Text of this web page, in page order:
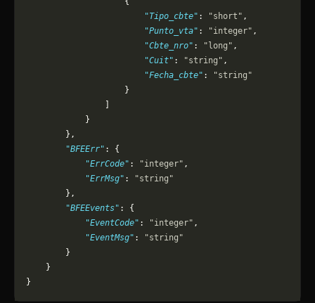
                        "Tipo_cbte"
: "short" ,
                        "Punto_vta"
: "integer" ,
                        "Cbte_nro"
: "long" ,
                        "Cuit"
: "string" ,
                        "Fecha_cbte"
:
"string"
                    }
            }
        },
        "BFEErr"
: {
            "ErrCode"
: "integer" ,
            "ErrMsg"
:
"string"
        },
        "BFEEvents"
: {
            "EventCode"
: "integer" ,
            "EventMsg"
:
"string"
        }
    }
}